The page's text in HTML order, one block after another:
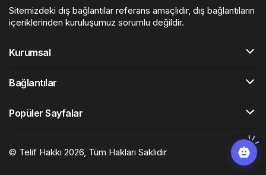
Sitemizdeki dış bağlantılar referans amaçlıdır, dış bağlantıların
içeriklerinden kuruluşumuz sorumlu değildir.
Kurumsal
Bağlantılar
Popüler Sayfalar
© Telif Hakkı 2026, Tüm Hakları Saklıdır